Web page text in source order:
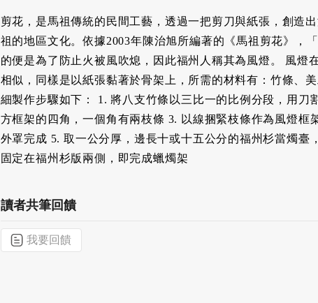
剪花，是馬祖傳統的民間工藝，透過一把剪刀與紙張，創造
祖的地區文化。依據2003年陳治旭所編著的《馬祖剪花》，
的便是為了防止火被風吹熄，因此福州人稱其為風燈。 風燈
相似，同樣是以紙張黏著於骨架上，所需的材料有：竹條、
細製作步驟如下： 1. 將八支竹條以三比一的比例分段，用刀
方框架的四角，一個角有兩枝條 3. 以線捆緊枝條作為風燈框
外罩完成 5. 取一公分厚，邊長十或十五公分的福州杉當燭
固定在福州杉版兩側，即完成蠟燭架
讀者共筆回饋
我要回饋